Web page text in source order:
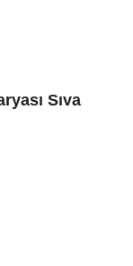
Sıva